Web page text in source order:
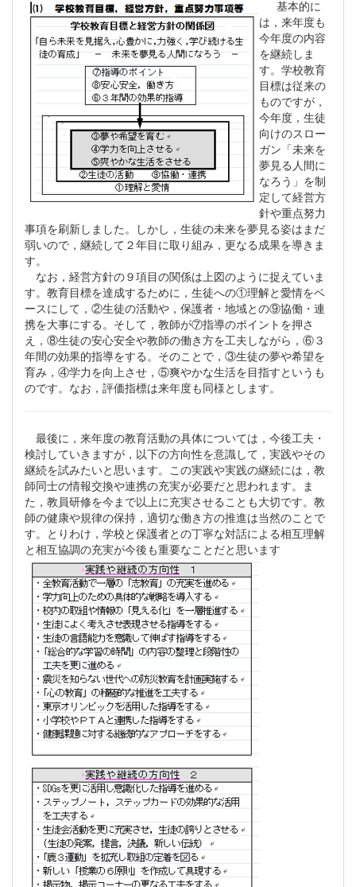
基本的に
は，来年度も
今年度の内容
を継続しま
す。学校教育
目標は従来の
ものですが，
今年度，生徒
向けのスロー
ガン「未来を
夢見る人間に
なろう」を制
定して経営方
針や重点努力
事項を刷新しました。しかし，生徒の未来を夢見る姿はまだ
弱いので，継続して２年目に取り組み，更なる成果を導きま
す。
なお，経営方針の９項目の関係は上図のように捉えていま
す。教育目標を達成するために，生徒への①理解と愛情をベ
ースにして，②生徒の活動や，保護者・地域との⑨協働・連
携を大事にする。そして，教師が⑦指導のポイントを押さ
え，⑧生徒の安心安全や教師の働き方を工夫しながら，⑥３
年間の効果的指導をする。そのことで，③生徒の夢や希望を
育み，④学力を向上させ，⑤爽やかな生活を目指すというも
のです。なお，評価指標は来年度も同様とします。
最後に，来年度の教育活動の具体については，今後工夫・
検討していきますが，以下の方向性を意識して，実践やその
継続を試みたいと思います。この実践や実践の継続には，教
師同士の情報交換や連携の充実が必要だと思われます。ま
た，教員研修を今まで以上に充実させることも大切です。教
師の健康や規律の保持，適切な働き方の推進は当然のことで
す。とりわけ，学校と保護者との丁寧な対話による相互理解
と相互協調の充実が今後も重要なことだと思います